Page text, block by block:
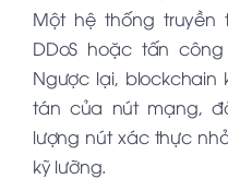
Một hệ thống
DDoS hoặc tấn
Ngược lại,
tán của nút mạng,
lượng nút xác thực
kỹ lưỡng.